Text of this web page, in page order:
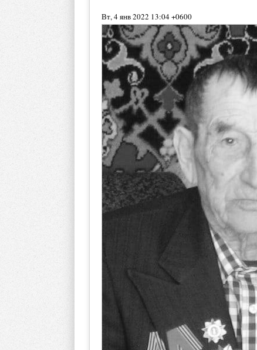
Вт, 4 янв 2022 13:04 +0600